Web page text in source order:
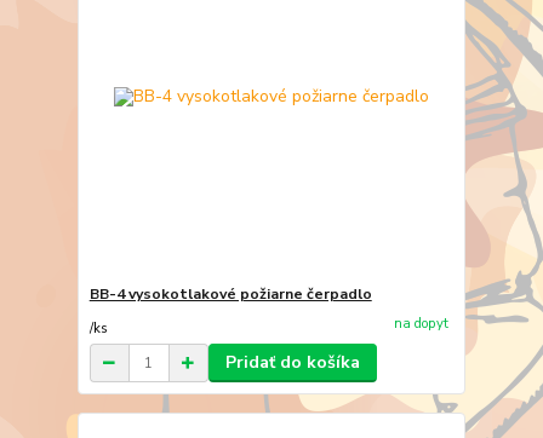
BB-4 vysokotlakové požiarne čerpadlo
/ks na dopyt
Pridať do košíka